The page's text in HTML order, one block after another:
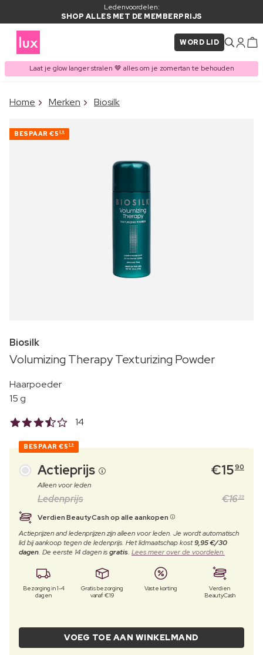
Ledenvoordelen:
SHOP ALLES MET DE MEMBERPRIJS
WORD LID
Laat je glow langer stralen 🤎 alles om je zomertan te behouden
ITEM TOEGEVOEGD AAN
Home Merken Biosilk
BESPAAR €5 29
Biosilk
Volumizing Therapy Texturizing Powder
Haarpoeder
15 g
14
BESPAAR €5 29
Actieprijs €1590
Alleen voor leden
Ledenprijs €1639
Verdien BeautyCash op alle aankopen
Actieprijzen and ledenprijzen zijn alleen voor leden. Je wordt automatisch
lid bij aankoop tegen de ledenprijs. Het lidmaatschap kost9,95 €/30
dagen. De eerste 14 dagen isgratis. Lees meer over de voordelen.
Bezorging in 1-4
dagen
Gratis bezorging
vanaf €19
Vaste korting
Verdien
BeautyCash
VOEG TOE AAN WINKELMAND